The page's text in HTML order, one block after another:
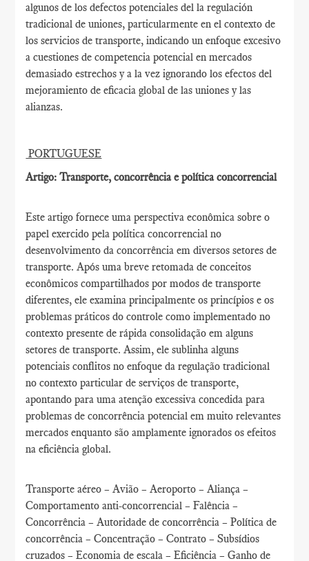
algunos de los defectos potenciales del la regulación
tradicional de uniones, particularmente en el contexto de
los servicios de transporte, indicando un enfoque excesivo
a cuestiones de competencia potencial en mercados
demasiado estrechos y a la vez ignorando los efectos del
mejoramiento de eficacia global de las uniones y las
alianzas.
PORTUGUESE
Artigo: Transporte, concorrência e política concorrencial
Este artigo fornece uma perspectiva econômica sobre o
papel exercido pela política concorrencial no
desenvolvimento da concorrência em diversos setores de
transporte. Após uma breve retomada de conceitos
econômicos compartilhados por modos de transporte
diferentes, ele examina principalmente os princípios e os
problemas práticos do controle como implementado no
contexto presente de rápida consolidação em alguns
setores de transporte. Assim, ele sublinha alguns
potenciais conflitos no enfoque da regulação tradicional
no contexto particular de serviços de transporte,
apontando para uma atenção excessiva concedida para
problemas de concorrência potencial em muito relevantes
mercados enquanto são amplamente ignorados os efeitos
na eficiência global.
Transporte aéreo – Avião – Aeroporto – Aliança –
Comportamento anti-concorrencial – Falência –
Concorrência – Autoridade de concorrência – Política de
concorrência – Concentração – Contrato – Subsídios
cruzados – Economia de escala – Eficiência – Ganho de